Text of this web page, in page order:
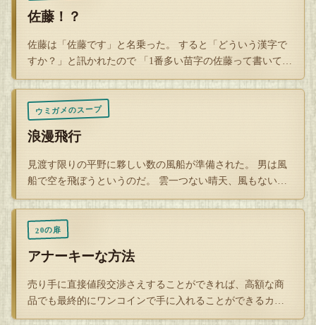
佐藤！？
佐藤は「佐藤です」と名乗った。 すると「どういう漢字で
すか？」と訊かれたので 「1番多い苗字の佐藤って書いて佐
藤です」と…
ウミガメのスープ
浪漫飛行
見渡す限りの平野に夥しい数の風船が準備された。 男は風
船で空を飛ぼうというのだ。 雲一つない晴天、風もない絶
好のロケーシ…
20の扉
アナーキーな方法
売り手に直接値段交渉さえすることができれば、高額な商
品でも最終的にワンコインで手に入れることができるカメ
オ。 しかも、カ…